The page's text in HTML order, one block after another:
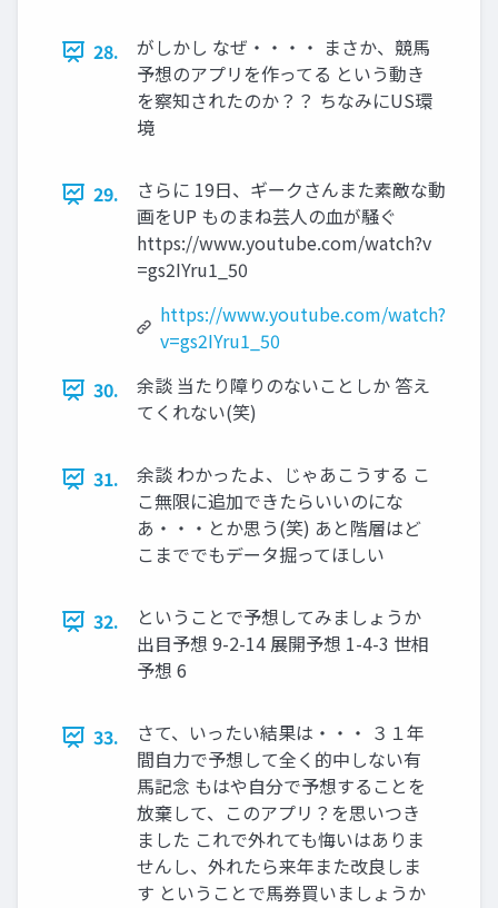
28.
がしかし なぜ・・・・ まさか、競馬
予想のアプリを作ってる という動き
を察知されたのか？？ ちなみにUS環
境
29.
さらに 19日、ギークさんまた素敵な動
画をUP ものまね芸人の血が騒ぐ
https://www.youtube.com/watch?v
=gs2IYru1_50
https://www.youtube.com/watch?
v=gs2IYru1_50
30.
余談 当たり障りのないことしか 答え
てくれない(笑)
31.
余談 わかったよ、じゃあこうする こ
こ無限に追加できたらいいのにな
あ・・・とか思う(笑) あと階層はど
こまででもデータ掘ってほしい
32.
ということで予想してみましょうか
出目予想 9-2-14 展開予想 1-4-3 世相
予想 6
33.
さて、いったい結果は・・・ ３１年
間自力で予想して全く的中しない有
馬記念 もはや自分で予想することを
放棄して、このアプリ？を思いつき
ました これで外れても悔いはありま
せんし、外れたら来年また改良しま
す ということで馬券買いましょうか